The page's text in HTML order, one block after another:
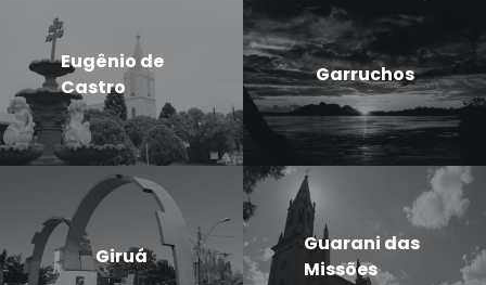
Eugênio de
Castro
Garruchos
Giruá
Guarani das
Missões